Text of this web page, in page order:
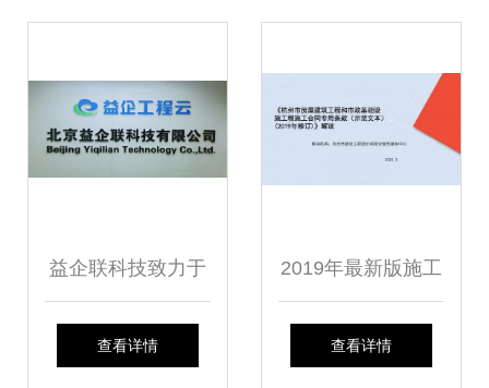
询服务助力高效落 勋
益企联科技致力于
用新技术推动工程
查看详情
2019年最新版施工
合同专用条款修订
查看详情